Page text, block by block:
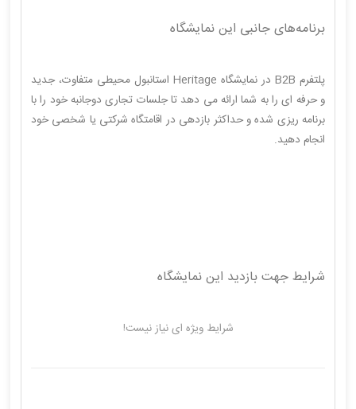
برنامه‌های جانبی این نمایشگاه
پلتفرم B2B در نمایشگاه Heritage استانبول محیطی متفاوت، جدید
و حرفه ای را به شما ارائه می دهد تا جلسات تجاری دوجانبه خود را با
برنامه ریزی شده و حداکثر بازدهی در اقامتگاه شرکتی یا شخصی خود
انجام دهید.
شرایط جهت بازدید این نمایشگاه
شرایط ویژه ای نیاز نیست!